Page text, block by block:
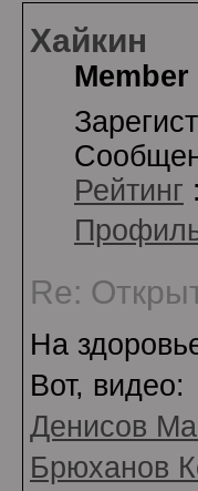
Хайкин
Member
Рейтинг
Re:
На
Вот, видео:
Денисов
Брюханов